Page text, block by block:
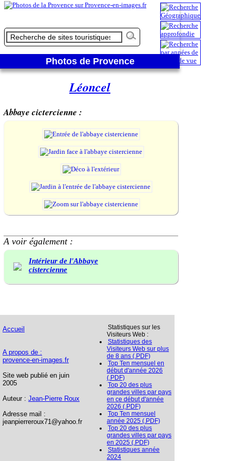
Photos de Provence
Léoncel
Abbaye cictercienne :
A voir également :
Intérieur de l'Abbaye
cistercienne
Accueil
A propos de :
provence-en-images.fr
Site web publié en juin
2005
Auteur : Jean-Pierre Roux
Adresse mail :
jeanpierreroux71@yahoo.fr
Statistiques sur les
Visiteurs Web :
Statistiques des
Visiteurs Web sur plus
de 8 ans (.PDF)
Top Ten mensuel en
début d'année 2026
(.PDF)
Top 20 des plus
grandes villes par pays
en ce début d'année
2026 (.PDF)
Top Ten mensuel
année 2025 (.PDF)
Top 20 des plus
grandes villes par pays
en 2025 (.PDF)
Statistiques année
2024